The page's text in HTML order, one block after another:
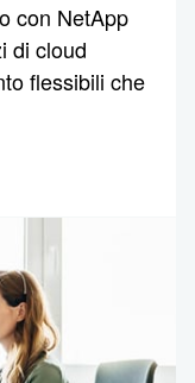
con NetApp
di cloud
flessibili che